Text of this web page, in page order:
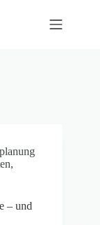
,
– und